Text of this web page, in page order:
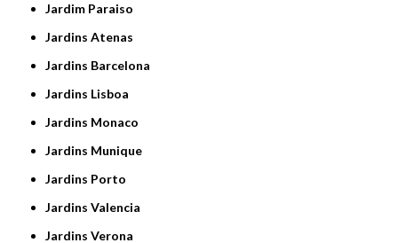
Jardim Paraiso
Jardins Atenas
Jardins Barcelona
Jardins Lisboa
Jardins Monaco
Jardins Munique
Jardins Porto
Jardins Valencia
Jardins Verona